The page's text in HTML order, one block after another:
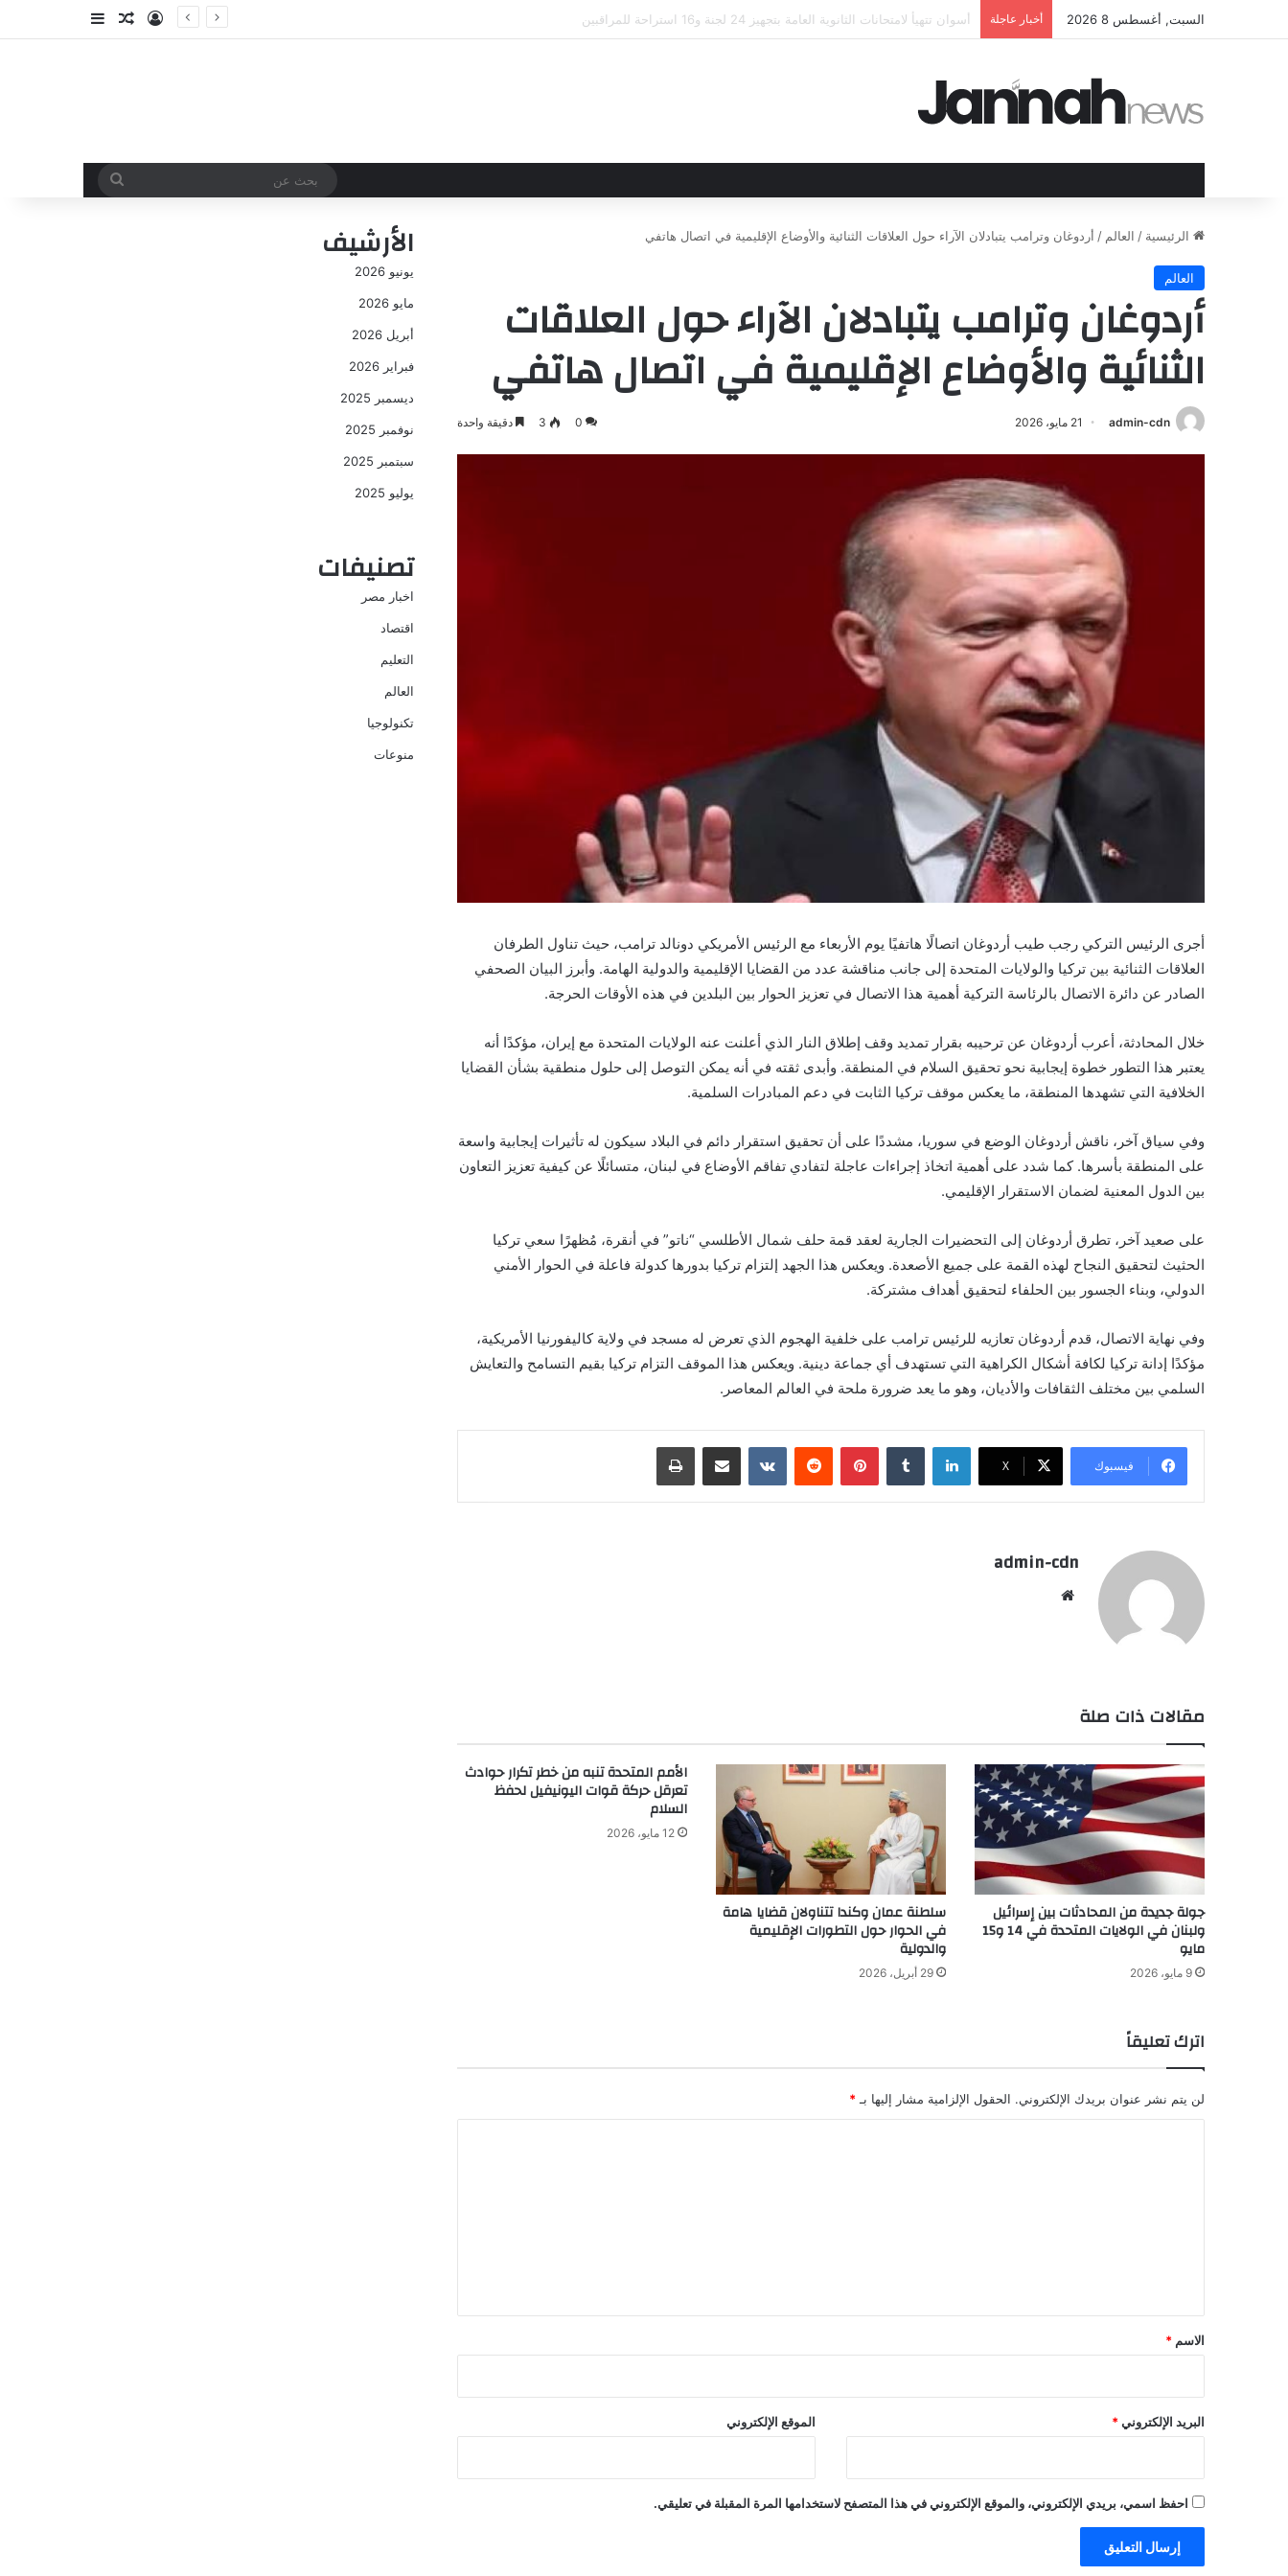
السبت, أغسطس 8 2026 أخبار عاجلة الهند وقبرص تعززان علاقاتهما من خلال تأسيس شراكة استراتيجية جديدة تسجيل الدخول
مقال عشوائي
إضافة عمود
بحث
الرئيسية / العالم / أردوغان وترامب يتبادلان الآراء حول العلاقات الثنائية والأوضاع الإقليمية في اتصال هاتفي
العالم
أردوغان وترامب يتبادلان الآراء حول العلاقات
الثنائية والأوضاع الإقليمية في اتصال هاتفي
admin-cdn 21 مايو، 2026 0
3 دقيقة واحدة
أجرى الرئيس التركي رجب طيب أردوغان اتصالًا هاتفيًا يوم الأربعاء مع الرئيس الأمريكي دونالد ترامب، حيث تناول الطرفان
العلاقات الثنائية بين تركيا والولايات المتحدة إلى جانب مناقشة عدد من القضايا الإقليمية والدولية الهامة. وأبرز البيان الصحفي
الصادر عن دائرة الاتصال بالرئاسة التركية أهمية هذا الاتصال في تعزيز الحوار بين البلدين في هذه الأوقات الحرجة.
خلال المحادثة، أعرب أردوغان عن ترحيبه بقرار تمديد وقف إطلاق النار الذي أعلنت عنه الولايات المتحدة مع إيران، مؤكدًا أنه
يعتبر هذا التطور خطوة إيجابية نحو تحقيق السلام في المنطقة. وأبدى ثقته في أنه يمكن التوصل إلى حلول منطقية بشأن القضايا
الخلافية التي تشهدها المنطقة، ما يعكس موقف تركيا الثابت في دعم المبادرات السلمية.
وفي سياق آخر، ناقش أردوغان الوضع في سوريا، مشددًا على أن تحقيق استقرار دائم في البلاد سيكون له تأثيرات إيجابية واسعة
على المنطقة بأسرها. كما شدد على أهمية اتخاذ إجراءات عاجلة لتفادي تفاقم الأوضاع في لبنان، متسائلًا عن كيفية تعزيز التعاون
بين الدول المعنية لضمان الاستقرار الإقليمي.
على صعيد آخر، تطرق أردوغان إلى التحضيرات الجارية لعقد قمة حلف شمال الأطلسي “ناتو” في أنقرة، مُظهرًا سعي تركيا
الحثيث لتحقيق النجاح لهذه القمة على جميع الأصعدة. ويعكس هذا الجهد إلتزام تركيا بدورها كدولة فاعلة في الحوار الأمني
الدولي، وبناء الجسور بين الحلفاء لتحقيق أهداف مشتركة.
وفي نهاية الاتصال، قدم أردوغان تعازيه للرئيس ترامب على خلفية الهجوم الذي تعرض له مسجد في ولاية كاليفورنيا الأمريكية،
مؤكدًا إدانة تركيا لكافة أشكال الكراهية التي تستهدف أي جماعة دينية. ويعكس هذا الموقف التزام تركيا بقيم التسامح والتعايش
السلمي بين مختلف الثقافات والأديان، وهو ما يعد ضرورة ملحة في العالم المعاصر.
فيسبوك X
لينكدإن بينتيريست مشاركة عبر البريد طباعة
admin-cdn
مقالات ذات صلة
جولة جديدة من المحادثات بين إسرائيل
ولبنان في الولايات المتحدة في 14 و15
مايو
9 مايو، 2026
سلطنة عمان وكندا تتناولان قضايا هامة
في الحوار حول التطورات الإقليمية
والدولية
29 أبريل، 2026
الأمم المتحدة تنبه من خطر تكرار حوادث
تعرقل حركة قوات اليونيفيل لحفظ
السلام
12 مايو، 2026
اترك تعليقاً
لن يتم نشر عنوان بريدك الإلكتروني. الحقول الإلزامية مشار إليها بـ *
*
الاسم *
البريد الإلكتروني * الموقع الإلكتروني
احفظ اسمي، بريدي الإلكتروني، والموقع الإلكتروني في هذا المتصفح لاستخدامها المرة المقبلة في تعليقي.
الأرشيف
يونيو 2026
مايو 2026
أبريل 2026
فبراير 2026
ديسمبر 2025
نوفمبر 2025
سبتمبر 2025
يوليو 2025
تصنيفات
اخبار مصر
اقتصاد
التعليم
العالم
تكنولوجيا
منوعات